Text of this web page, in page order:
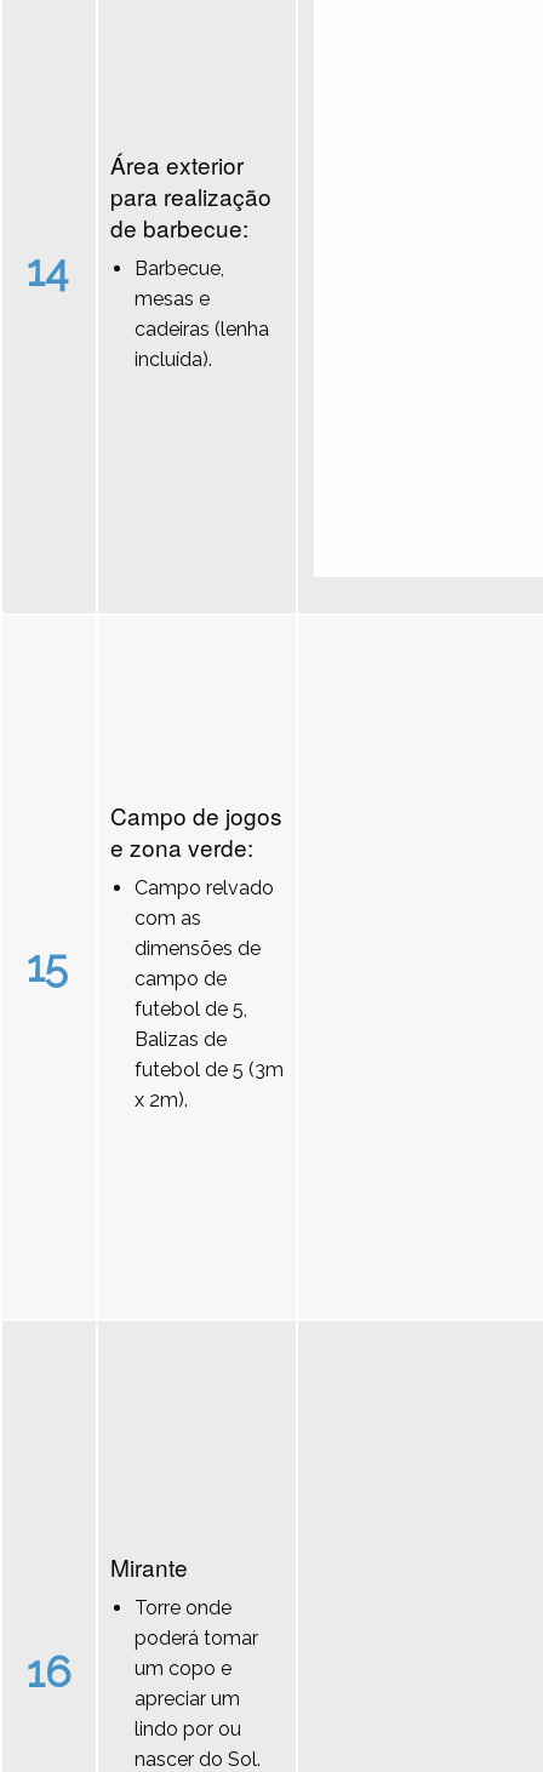
14
Área exterior
para realização
de barbecue:
Barbecue,
mesas e
cadeiras (lenha
incluída).
15
Campo de jogos
e zona verde:
Campo relvado
com as
dimensões de
campo de
futebol de 5,
Balizas de
futebol de 5 (3m
x 2m).
16
Mirante
Torre onde
poderá tomar
um copo e
apreciar um
lindo por ou
nascer do Sol.